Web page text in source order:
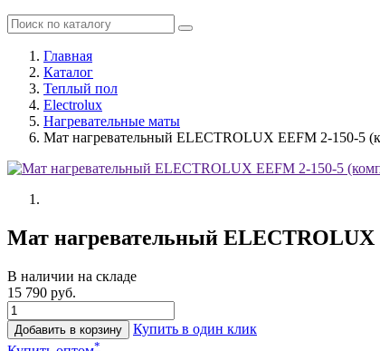
Главная
Каталог
Теплый пол
Electrolux
Нагревательные маты
Мат нагревательный ELECTROLUX EEFM 2-150-5
Мат нагревательный ELECTROLUX
В наличии на складе
15 790 руб.
Добавить в корзину
Купить в один клик
*